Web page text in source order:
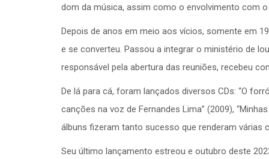
dom da música, assim como o envolvimento com
Depois de anos em meio aos vícios, somente em
e se converteu. Passou a integrar o ministério de
responsável pela abertura das reuniões, recebeu
De lá para cá, foram lançados diversos CDs: “O
canções na voz de Fernandes Lima” (2009),
álbuns fizeram tanto sucesso que renderam várias
Seu último lançamento estreou e outubro deste